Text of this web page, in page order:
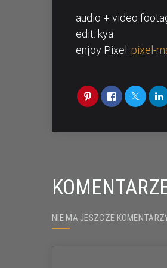
audio + video
edit: kya
enjoy Pixel: pixel-
NIE MA JESZCZE